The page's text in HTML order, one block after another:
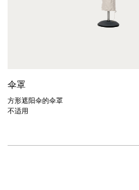
伞罩
方形遮阳伞的伞罩
不适用